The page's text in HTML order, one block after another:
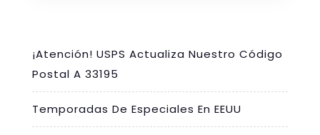
¡Atención! USPS Actualiza Nuestro Código
Postal A 33195
Temporadas De Especiales En EEUU